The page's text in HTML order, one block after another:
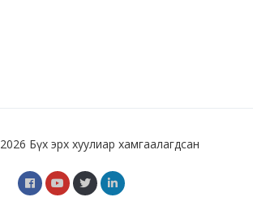
2026 Бүх эрх хуулиар хамгаалагдсан